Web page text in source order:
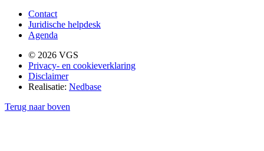
Contact
Juridische helpdesk
Agenda
© 2026 VGS
Privacy- en cookieverklaring
Disclaimer
Realisatie: Nedbase
Terug naar boven